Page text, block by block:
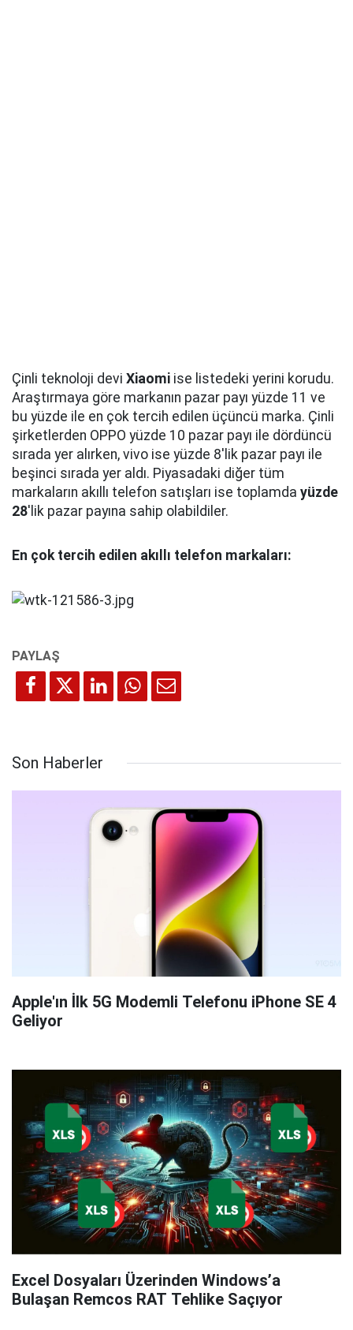
Çinli teknoloji devi Xiaomi ise listedeki yerini korudu.
Araştırmaya göre markanın pazar payı yüzde 11 ve
bu yüzde ile en çok tercih edilen üçüncü marka. Çinli
şirketlerden OPPO yüzde 10 pazar payı ile dördüncü
sırada yer alırken, vivo ise yüzde 8'lik pazar payı ile
beşinci sırada yer aldı. Piyasadaki diğer tüm
markaların akıllı telefon satışları ise toplamda yüzde
28'lik pazar payına sahip olabildiler.
En çok tercih edilen akıllı telefon markaları:
Son Haberler
Apple'ın İlk 5G Modemli Telefonu iPhone SE 4
Geliyor
Excel Dosyaları Üzerinden Windows’a
Bulaşan Remcos RAT Tehlike Saçıyor